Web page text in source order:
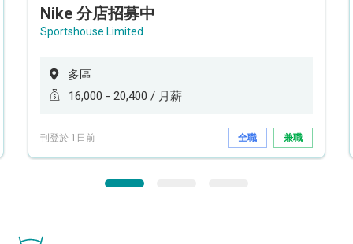
Nike 分店招募中
Sportshouse Limited
多區
16,000 - 20,400 / 月薪
刊登於 1日前 全職 兼職